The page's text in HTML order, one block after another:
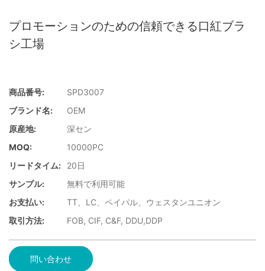
プロモーションのための信頼できる口紅ブラ
シ工場
商品番号:
SPD3007
ブランド名:
OEM
原産地:
深セン
MOQ:
10000PC
リードタイム:
20日
サンプル:
無料で利用可能
お支払い:
TT、LC、ペイパル、ウェスタンユニオン
取引方法:
FOB, CIF, C&F, DDU,DDP
問い合わせ